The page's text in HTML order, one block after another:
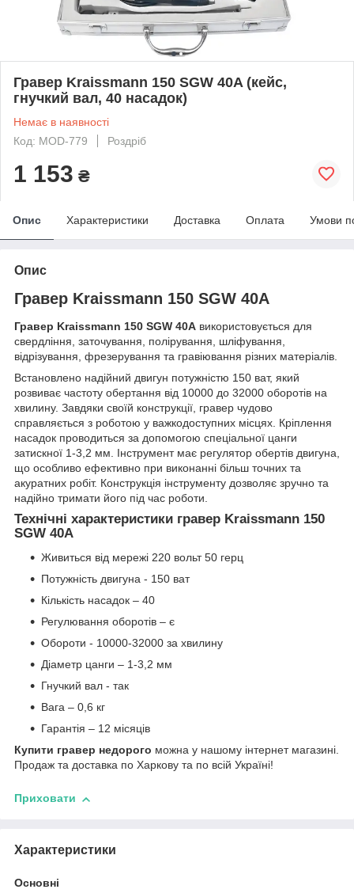
Гравер Kraissmann 150 SGW 40A (кейс,
гнучкий вал, 40 насадок)
Немає в наявності
Код: MOD-779
Роздріб
1 153 ₴
Опис Характеристики Доставка Оплата Умови
Опис
Гравер Kraissmann 150 SGW 40A
Гравер Kraissmann 150 SGW 40A використовується для
свердління, заточування, полірування, шліфування,
відрізування, фрезерування та гравіювання різних матеріалів.
Встановлено надійний двигун потужністю 150 ват, який
розвиває частоту обертання від 10000 до 32000 оборотів на
хвилину. Завдяки своїй конструкції, гравер чудово
справляється з роботою у важкодоступних місцях. Кріплення
насадок проводиться за допомогою спеціальної цанги
затискної 1-3,2 мм. Інструмент має регулятор обертів двигуна,
що особливо ефективно при виконанні більш точних та
акуратних робіт. Конструкція інструменту дозволяє зручно та
надійно тримати його під час роботи.
Технічні характеристики гравер Kraissmann 150
SGW 40A
Живиться від мережі 220 вольт 50 герц
Потужність двигуна - 150 ват
Кількість насадок – 40
Регулювання оборотів – є
Обороти - 10000-32000 за хвилину
Діаметр цанги – 1-3,2 мм
Гнучкий вал - так
Вага – 0,6 кг
Гарантія – 12 місяців
Купити гравер недорого можна у нашому інтернет магазині.
Продаж та доставка по Харкову та по всій Україні!
Приховати
Характеристики
Основні